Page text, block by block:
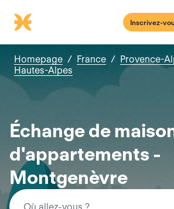
Inscrivez-
Homepage / France / Provence-
Hautes-Alpes
Échange de
d'appartements -
Montgenèvre